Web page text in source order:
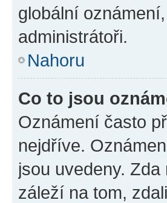
globální
administrátoři.
Nahoru
Co to jsou
Oznámení často
nejdříve.
jsou uvedeny.
záleží na tom,